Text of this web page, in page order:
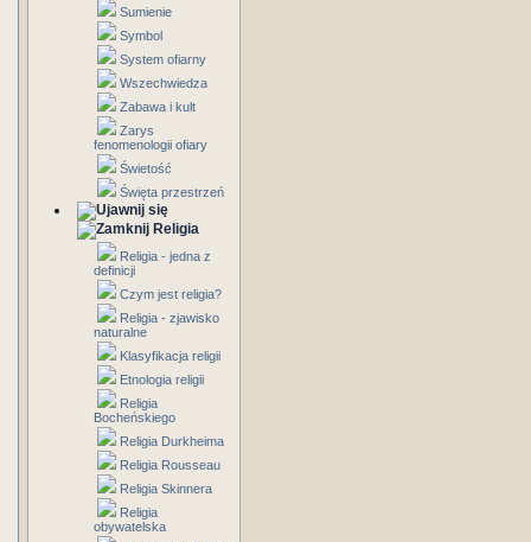
Sumienie
Symbol
System ofiarny
Wszechwiedza
Zabawa i kult
Zarys
fenomenologii ofiary
Świetość
Święta przestrzeń
Religia
Religia - jedna z
definicji
Czym jest religia?
Religia - zjawisko
naturalne
Klasyfikacja religii
Etnologia religii
Religia
Bocheńskiego
Religia Durkheima
Religia Rousseau
Religia Skinnera
Religia
obywatelska